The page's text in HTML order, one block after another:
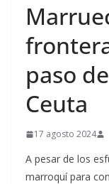
paso
Ceuta
17 agosto 2024
A pesar de los
marroquí para